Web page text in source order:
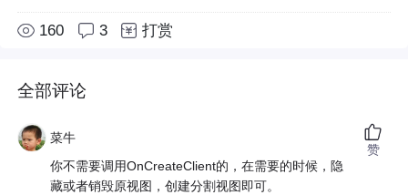
160 3 打赏
全部评论
菜牛
你不需要调用OnCreateClient的，在需要的时候，隐
藏或者销毁原视图，创建分割视图即可。
赞